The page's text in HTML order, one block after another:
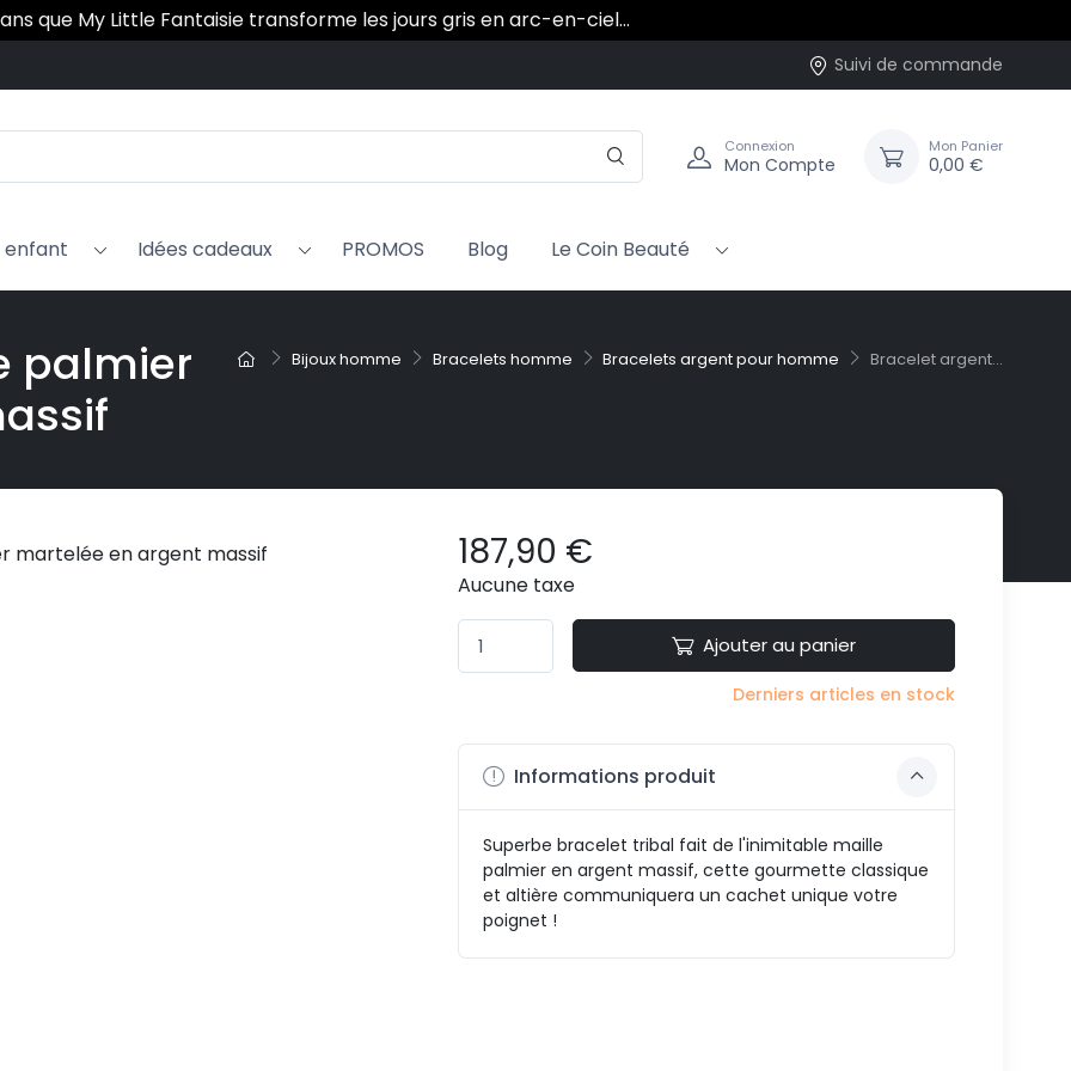
ans que My Little Fantaisie transforme les jours gris en arc-en-ciel…
Suivi de commande
Connexion
Mon Compte
Mon Panier
0,00 €
enfant Idées cadeaux PROMOS Blog Le Coin Beauté
Bijoux homme Bracelets homme Bracelets argent pour homme Bracelet argent...
palmier
187,90 €
Aucune taxe
Ajouter au panier
Derniers articles en stock
Informations produit
Superbe bracelet tribal fait de l'inimitable maille
palmier en argent massif, cette gourmette classique
et altière communiquera un cachet unique votre
poignet !